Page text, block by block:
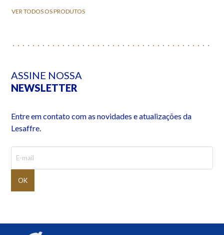
VER TODOS OS PRODUTOS
ASSINE NOSSA
NEWSLETTER
Entre em contato com as novidades e atualizações da
Lesaffre.